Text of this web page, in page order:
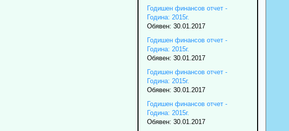
Годишен финансов отчет -
Година: 2015г.
Обявен: 30.01.2017
Годишен финансов отчет -
Година: 2015г.
Обявен: 30.01.2017
Годишен финансов отчет -
Година: 2015г.
Обявен: 30.01.2017
Годишен финансов отчет -
Година: 2015г.
Обявен: 30.01.2017